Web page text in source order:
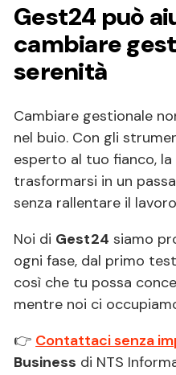
Gest24 può
cambiare
serenità
Cambiare gestionale
nel buio. Con gli
esperto al tuo fianco,
trasformarsi in un
senza rallentare il
Noi di Gest24 siamo
ogni fase, dal primo
così che tu possa
mentre noi ci
👉 Contattaci senza
Business di NTS